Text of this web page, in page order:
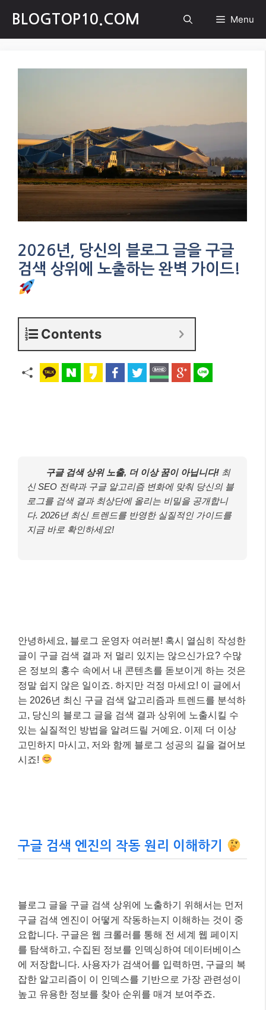
content
BLOGTOP10.COM Menu
2026년, 당신의 블로그 글을 구글
검색 상위에 노출하는 완벽 가이드!
Contents
구글 검색 상위 노출, 더 이상 꿈이 아닙니다! 최
신 SEO 전략과 구글 알고리즘 변화에 맞춰 당신의 블
로그를 검색 결과 최상단에 올리는 비밀을 공개합니
다. 2026년 최신 트렌드를 반영한 실질적인 가이드를
지금 바로 확인하세요!
안녕하세요, 블로그 운영자 여러분! 혹시 열심히 작성한
글이 구글 검색 결과 저 멀리 있지는 않으신가요? 수많
은 정보의 홍수 속에서 내 콘텐츠를 돋보이게 하는 것은
정말 쉽지 않은 일이죠. 하지만 걱정 마세요! 이 글에서
는 2026년 최신 구글 검색 알고리즘과 트렌드를 분석하
고, 당신의 블로그 글을 검색 결과 상위에 노출시킬 수
있는 실질적인 방법을 알려드릴 거예요. 이제 더 이상
고민하지 마시고, 저와 함께 블로그 성공의 길을 걸어보
시죠!
구글 검색 엔진의 작동 원리 이해하기
블로그 글을 구글 검색 상위에 노출하기 위해서는 먼저
구글 검색 엔진이 어떻게 작동하는지 이해하는 것이 중
요합니다. 구글은 웹 크롤러를 통해 전 세계 웹 페이지
를 탐색하고, 수집된 정보를 인덱싱하여 데이터베이스
에 저장합니다. 사용자가 검색어를 입력하면, 구글의 복
잡한 알고리즘이 이 인덱스를 기반으로 가장 관련성이
높고 유용한 정보를 찾아 순위를 매겨 보여주죠.